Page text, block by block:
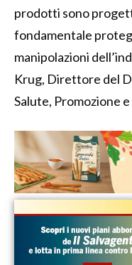
prodotti sono
fondamentale
manipolazioni
Krug, Direttore del
Salute, Promozione